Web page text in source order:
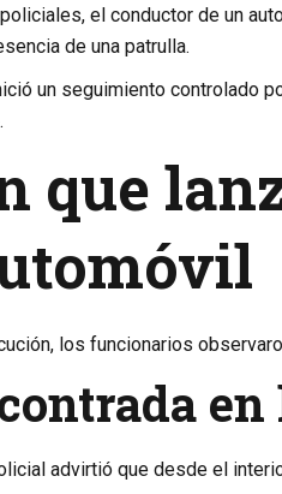
el conductor de un
de una patrulla.
un seguimiento controlado
que
los funcionarios
advirtió que desde el